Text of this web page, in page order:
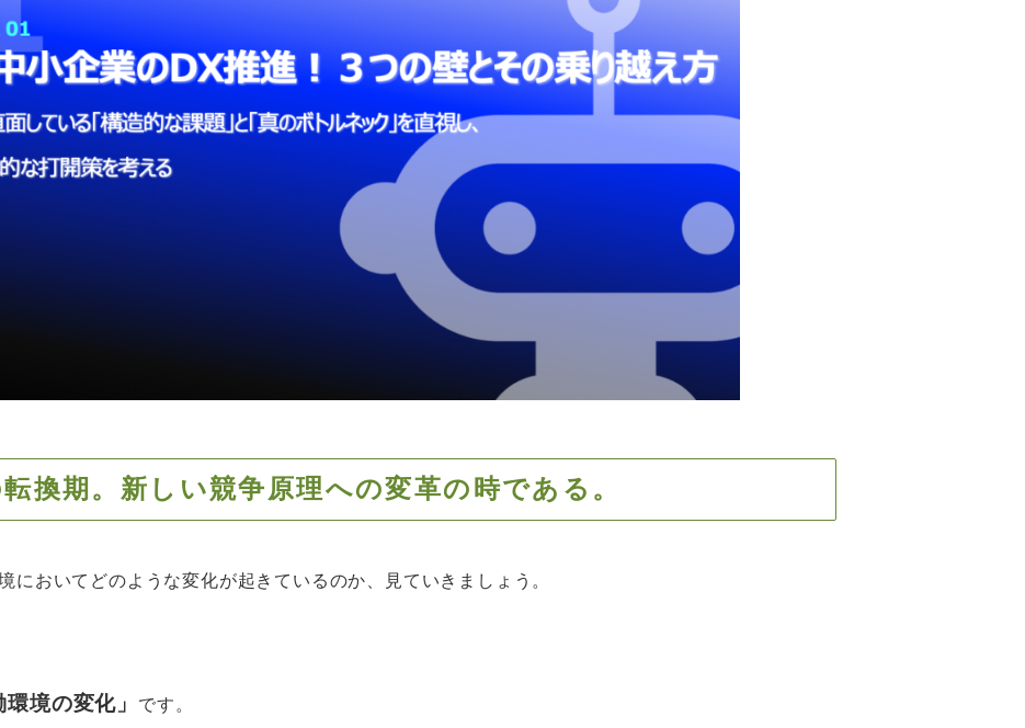
換期。新しい競争原理への変革の時である。
においてどのような変化が起きているのか、見ていきましょう。
環境の変化」 です。